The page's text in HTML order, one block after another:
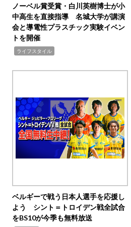
ノーベル賞受賞・白川英樹博士が小
中高生を直接指導 名城大学が講演
会と導電性プラスチック実験イベン
トを開催
ライフスタイル
ベルギーで戦う日本人選手を応援し
よう シント＝トロイデン戦全試合
をBS10が今季も無料放送